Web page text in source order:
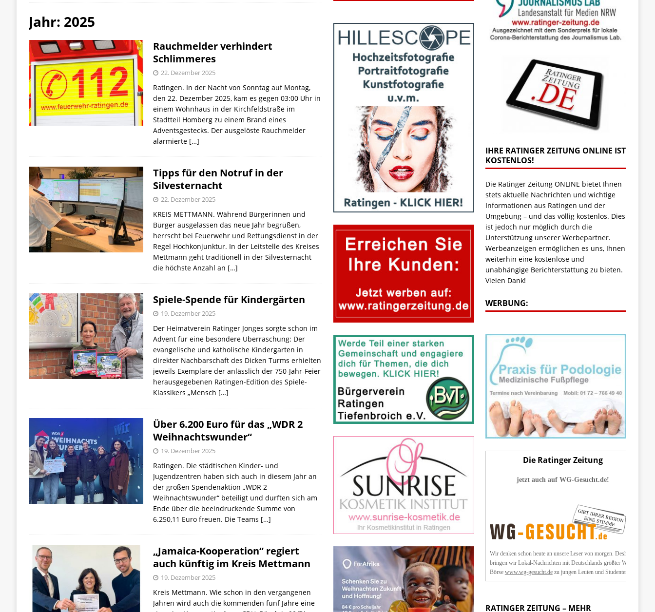
Jahr: 2025
Rauchmelder verhindert
Schlimmeres
22. Dezember 2025
Ratingen. In der Nacht von Sonntag auf Montag,
den 22. Dezember 2025, kam es gegen 03:00 Uhr in
einem Wohnhaus in der Kirchfeldstraße im
Stadtteil Homberg zu einem Brand eines
Adventsgestecks. Der ausgelöste Rauchmelder
alarmierte […]
Tipps für den Notruf in der
Silvesternacht
22. Dezember 2025
KREIS METTMANN. Während Bürgerinnen und
Bürger ausgelassen das neue Jahr begrüßen,
herrscht bei Feuerwehr und Rettungsdienst in der
Regel Hochkonjunktur. In der Leitstelle des Kreises
Mettmann geht traditionell in der Silvesternacht
die höchste Anzahl an […]
Spiele-Spende für Kindergärten
19. Dezember 2025
Der Heimatverein Ratinger Jonges sorgte schon im
Advent für eine besondere Überraschung: Der
evangelische und katholische Kindergarten in
direkter Nachbarschaft des Dicken Turms erhielten
jeweils Exemplare der anlässlich der 750-Jahr-Feier
herausgegebenen Ratingen-Edition des Spiele-
Klassikers „Mensch […]
Über 6.200 Euro für das „WDR 2
Weihnachtswunder“
19. Dezember 2025
Ratingen. Die städtischen Kinder- und
Jugendzentren haben sich auch in diesem Jahr an
der großen Spendenaktion „WDR 2
Weihnachtswunder“ beteiligt und durften sich am
Ende über die beeindruckende Summe von
6.250,11 Euro freuen. Die Teams […]
„Jamaica-Kooperation“ regiert
auch künftig im Kreis Mettmann
19. Dezember 2025
Kreis Mettmann. Wie schon in den vergangenen
Jahren wird auch die kommenden fünf Jahre eine
IHRE RATINGER ZEITUNG ONLINE IST
KOSTENLOS!
Die Ratinger Zeitung ONLINE bietet Ihnen
stets aktuelle Nachrichten und wichtige
Informationen aus Ratingen und der
Umgebung – und das völlig kostenlos. Dies
ist jedoch nur möglich durch die
Unterstützung unserer Werbepartner.
Werbeanzeigen ermöglichen es uns, Ihnen
weiterhin eine kostenlose und
unabhängige Berichterstattung zu bieten.
Vielen Dank!
WERBUNG:
Die Ratinger Zeitung
jetzt auch auf WG-Gesucht.de!
Wir denken schon heute an unsere Leser von morgen. Deshalb
bringen wir Lokal-Nachrichten mit Deutschlands größter WG-
Börse www.wg-gesucht.dezu jungen Leuten und Studenten.
RATINGER ZEITUNG – MEHR